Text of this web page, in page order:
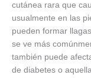
cutánea rara que
usualmente en las
pueden formar
se ve más
también puede
de diabetes o